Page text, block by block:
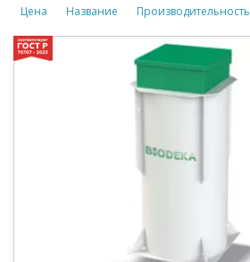
Цена
Название Производительность